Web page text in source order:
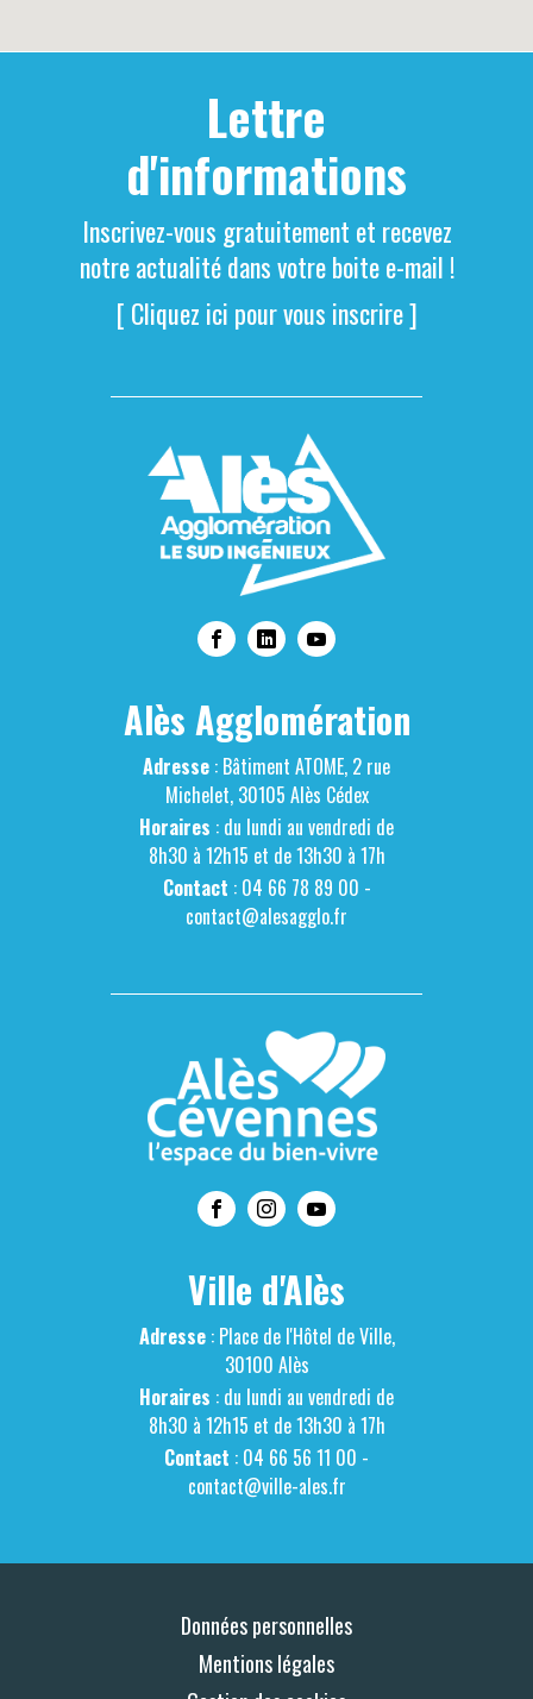
Lettre
d'informations
Inscrivez-vous gratuitement et recevez
notre actualité dans votre boite e-mail !
[ Cliquez ici pour vous inscrire ]
Alès Agglomération
Adresse : Bâtiment ATOME, 2 rue
Michelet, 30105 Alès Cédex
Horaires : du lundi au vendredi de
8h30 à 12h15 et de 13h30 à 17h
Contact : 04 66 78 89 00 -
contact@alesagglo.fr
Ville d'Alès
Adresse: Place de l'Hôtel de Ville,
30100 Alès
Horaires : du lundi au vendredi de
8h30 à 12h15 et de 13h30 à 17h
Contact : 04 66 56 11 00 -
contact@ville-ales.fr
Données personnelles
Mentions légales